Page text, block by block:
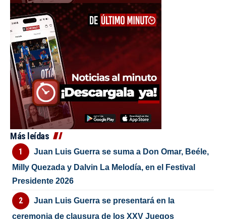
Más leídas
Juan Luis Guerra se suma a Don Omar, Beéle,
Milly Quezada y Dalvin La Melodía, en el Festival
Presidente 2026
Juan Luis Guerra se presentará en la
ceremonia de clausura de los XXV Juegos